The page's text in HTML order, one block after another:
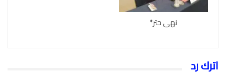
نهى حتر*
اترك رد